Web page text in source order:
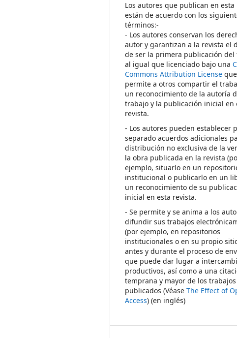
Los autores que publican en esta
están de acuerdo con los
términos:-
- Los autores conservan los
autor y garantizan a la revista el
de ser la primera publicación del
al igual que licenciado bajo una
Commons Attribution License que
permite a otros compartir el
un reconocimiento de la autoría
trabajo y la publicación inicial en
revista.
- Los autores pueden establecer
separado acuerdos adicionales
distribución no exclusiva de la
la obra publicada en la revista
ejemplo, situarlo en un
institucional o publicarlo en un
un reconocimiento de su
inicial en esta revista.
- Se permite y se anima a los
difundir sus trabajos
(por ejemplo, en repositorios
institucionales o en su propio
antes y durante el proceso de
que puede dar lugar a
productivos, así como a una
temprana y mayor de los trabajos
publicados (VéaseThe Effect of
Access) (en inglés)